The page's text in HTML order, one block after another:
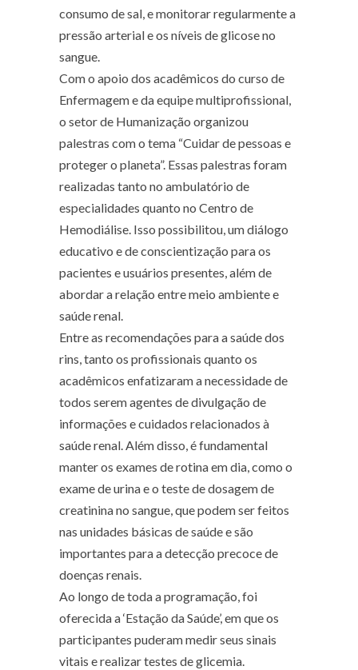
consumo de sal, e monitorar regularmente a
pressão arterial e os níveis de glicose no
sangue.
Com o apoio dos acadêmicos do curso de
Enfermagem e da equipe multiprofissional,
o setor de Humanização organizou
palestras com o tema “Cuidar de pessoas e
proteger o planeta”. Essas palestras foram
realizadas tanto no ambulatório de
especialidades quanto no Centro de
Hemodiálise. Isso possibilitou, um diálogo
educativo e de conscientização para os
pacientes e usuários presentes, além de
abordar a relação entre meio ambiente e
saúde renal.
Entre as recomendações para a saúde dos
rins, tanto os profissionais quanto os
acadêmicos enfatizaram a necessidade de
todos serem agentes de divulgação de
informações e cuidados relacionados à
saúde renal. Além disso, é fundamental
manter os exames de rotina em dia, como o
exame de urina e o teste de dosagem de
creatinina no sangue, que podem ser feitos
nas unidades básicas de saúde e são
importantes para a detecção precoce de
doenças renais.
Ao longo de toda a programação, foi
oferecida a ‘Estação da Saúde’, em que os
participantes puderam medir seus sinais
vitais e realizar testes de glicemia.